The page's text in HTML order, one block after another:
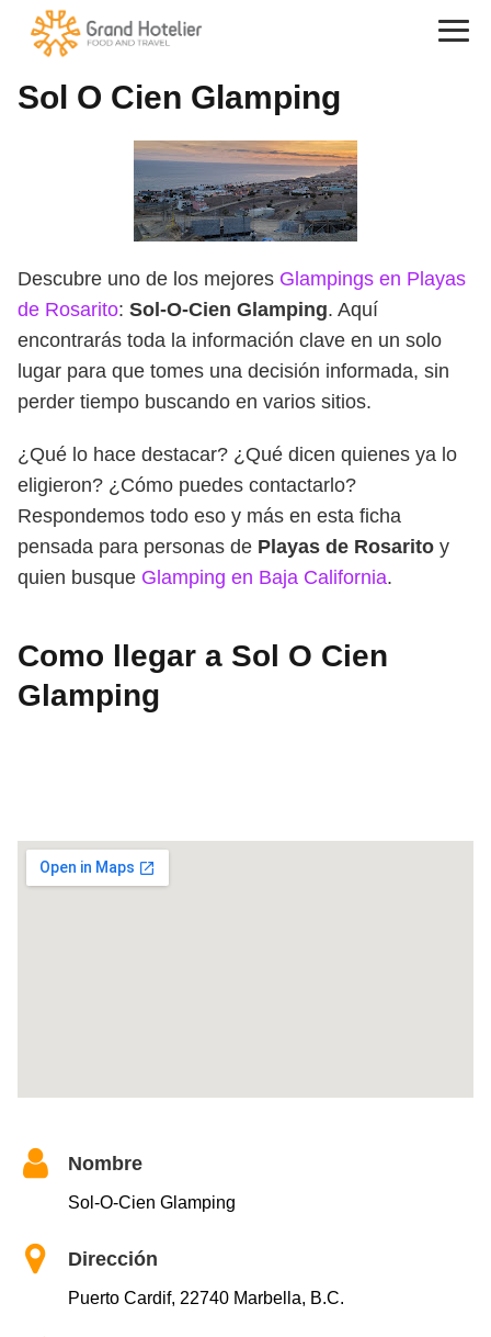
Sol O Cien Glamping
Descubre uno de los mejores Glampings en Playas
de Rosarito: Sol-O-Cien Glamping. Aquí
encontrarás toda la información clave en un solo
lugar para que tomes una decisión informada, sin
perder tiempo buscando en varios sitios.
¿Qué lo hace destacar? ¿Qué dicen quienes ya lo
eligieron? ¿Cómo puedes contactarlo?
Respondemos todo eso y más en esta ficha
pensada para personas de Playas de Rosarito y
quien busque Glamping en Baja California.
Como llegar a Sol O Cien
Glamping
Nombre
Sol-O-Cien Glamping
Dirección
Puerto Cardif, 22740 Marbella, B.C.